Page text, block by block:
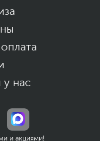
у нас
и акциями!